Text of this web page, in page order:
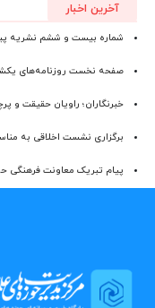
آخرین اخبار
شماره بیست و ششم نشریه
صفحه نخست روزنامه‌های یکشنبه ۱۸
خبرنگاران؛ راویان حقیقت و
برگزاری نشست اخلاقی به
پیام تبریک معاونت فرهنگی